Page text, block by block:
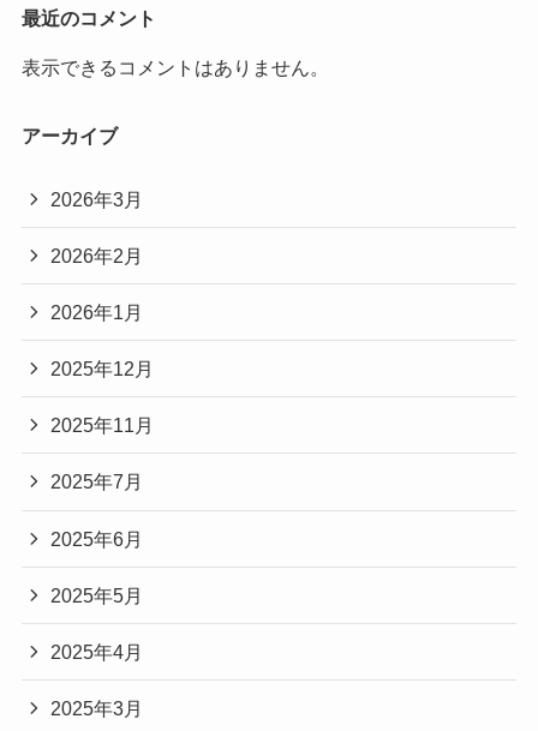
最近のコメント
表示できるコメントはありません。
アーカイブ
2026年3月
2026年2月
2026年1月
2025年12月
2025年11月
2025年7月
2025年6月
2025年5月
2025年4月
2025年3月